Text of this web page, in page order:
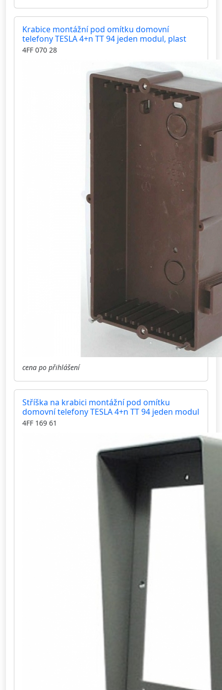
Krabice montážní pod omítku domovní
telefony TESLA 4+n TT 94 jeden modul, plast
4FF 070 28
cena po přihlášení
Stříška na krabici montážní pod omítku
domovní telefony TESLA 4+n TT 94 jeden modul
4FF 169 61